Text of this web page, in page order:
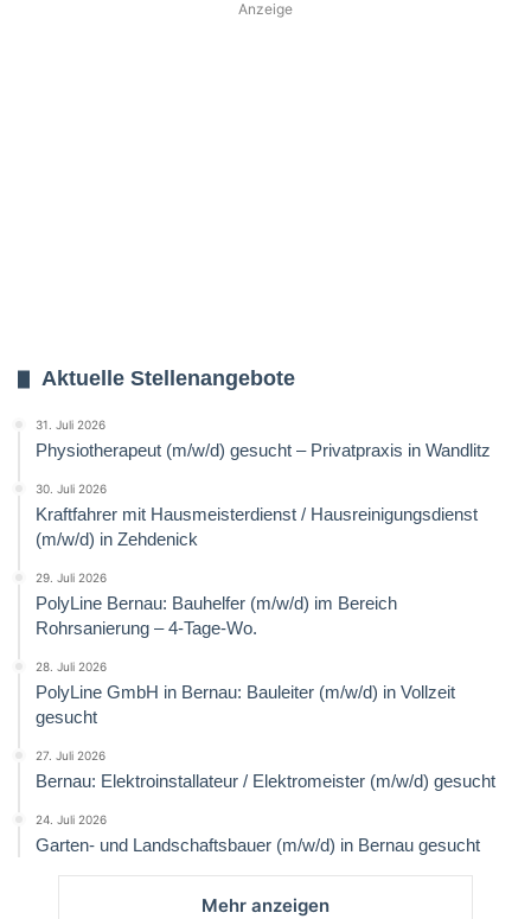
Anzeige
Aktuelle Stellenangebote
31. Juli 2026
Physiotherapeut (m/w/d) gesucht – Privatpraxis in Wandlitz
30. Juli 2026
Kraftfahrer mit Hausmeisterdienst / Hausreinigungsdienst
(m/w/d) in Zehdenick
29. Juli 2026
PolyLine Bernau: Bauhelfer (m/w/d) im Bereich
Rohrsanierung – 4-Tage-Wo.
28. Juli 2026
PolyLine GmbH in Bernau: Bauleiter (m/w/d) in Vollzeit
gesucht
27. Juli 2026
Bernau: Elektroinstallateur / Elektromeister (m/w/d) gesucht
24. Juli 2026
Garten- und Landschaftsbauer (m/w/d) in Bernau gesucht
Mehr anzeigen